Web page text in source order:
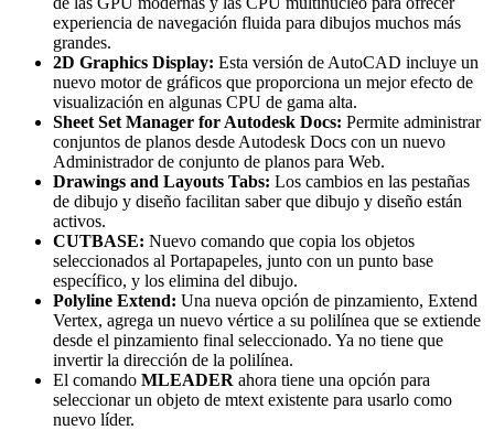
experiencia de navegación fluida para dibujos muchos más
grandes.
2D Graphics Display: Esta versión de AutoCAD incluye un
nuevo motor de gráficos que proporciona un mejor efecto de
visualización en algunas CPU de gama alta.
Sheet Set Manager for Autodesk Docs: Permite administrar
conjuntos de planos desde Autodesk Docs con un nuevo
Administrador de conjunto de planos para Web.
Drawings and Layouts Tabs: Los cambios en las pestañas
de dibujo y diseño facilitan saber que dibujo y diseño están
activos.
CUTBASE: Nuevo comando que copia los objetos
seleccionados al Portapapeles, junto con un punto base
específico, y los elimina del dibujo.
Polyline Extend: Una nueva opción de pinzamiento, Extend
Vertex, agrega un nuevo vértice a su polilínea que se extiende
desde el pinzamiento final seleccionado. Ya no tiene que
invertir la dirección de la polilínea.
El comando MLEADER ahora tiene una opción para
seleccionar un objeto de mtext existente para usarlo como
nuevo líder.